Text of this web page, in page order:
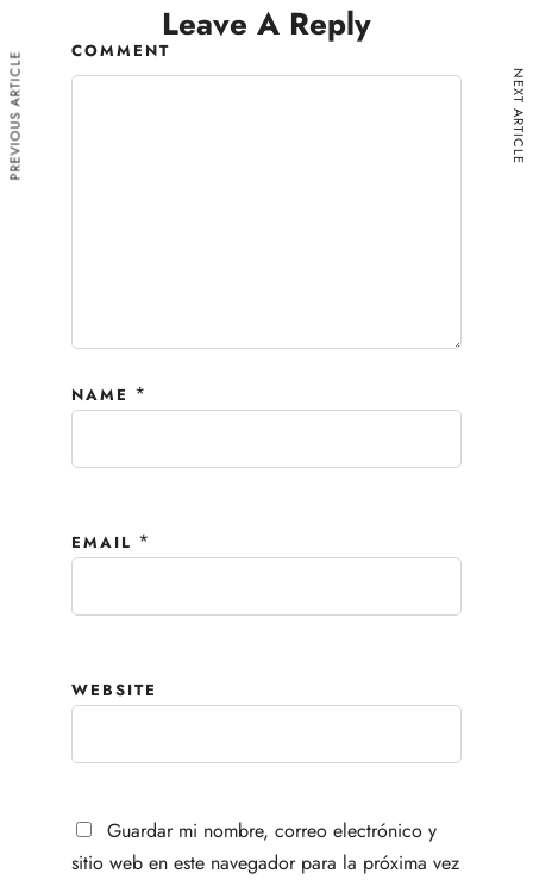
Leave A Reply
COMMENT
NAME *
EMAIL *
WEBSITE
Guardar mi nombre, correo electrónico y
sitio web en este navegador para la próxima vez
PREVIOUS ARTICLE NEXT ARTICLE